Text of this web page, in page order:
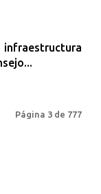
Página 3 de 777